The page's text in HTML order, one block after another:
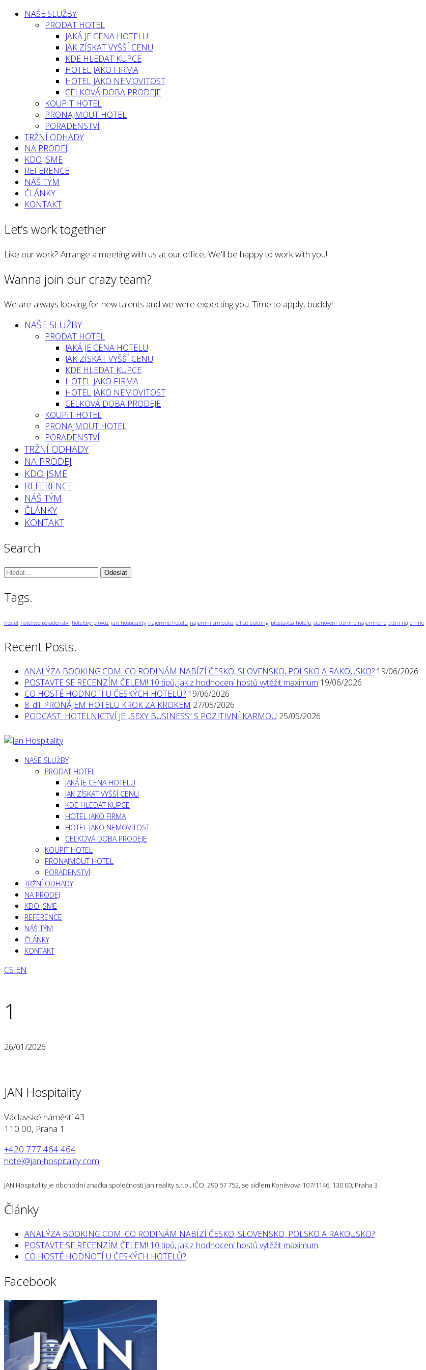
NAŠE SLUŽBY
PRODAT HOTEL
JAKÁ JE CENA HOTELU
JAK ZÍSKAT VYŠŠÍ CENU
KDE HLEDAT KUPCE
HOTEL JAKO FIRMA
HOTEL JAKO NEMOVITOST
CELKOVÁ DOBA PRODEJE
KOUPIT HOTEL
PRONAJMOUT HOTEL
PORADENSTVÍ
TRŽNÍ ODHADY
NA PRODEJ
KDO JSME
REFERENCE
NÁŠ TÝM
ČLÁNKY
KONTAKT
Let’s work together
Like our work? Arrange a meeting with us at our office, We'll be happy to work with you!
Wanna join our crazy team?
We are always looking for new talents and we were expecting you. Time to apply, buddy!
NAŠE SLUŽBY
PRODAT HOTEL
JAKÁ JE CENA HOTELU
JAK ZÍSKAT VYŠŠÍ CENU
KDE HLEDAT KUPCE
HOTEL JAKO FIRMA
HOTEL JAKO NEMOVITOST
CELKOVÁ DOBA PRODEJE
KOUPIT HOTEL
PRONAJMOUT HOTEL
PORADENSTVÍ
TRŽNÍ ODHADY
NA PRODEJ
KDO JSME
REFERENCE
NÁŠ TÝM
ČLÁNKY
KONTAKT
Search
Vyhledávání:
Tags.
hostel hotelové poradenství hotelový provoz jan hospitality nájemné hotelu nájemní smlouva office bulding přestavba hotelu stanovení tržního nájemného tržní nájemné
Recent Posts.
ANALÝZA BOOKING.COM: CO RODINÁM NABÍZÍ ČESKO, SLOVENSKO, POLSKO A RAKOUSKO? 19/06/2026
POSTAVTE SE RECENZÍM ČELEM! 10 tipů, jak z hodnocení hostů vytěžit maximum 19/06/2026
CO HOSTÉ HODNOTÍ U ČESKÝCH HOTELŮ? 19/06/2026
8. díl: PRONÁJEM HOTELU KROK ZA KROKEM 27/05/2026
PODCAST: HOTELNICTVÍ JE „SEXY BUSINESS“ S POZITIVNÍ KARMOU 25/05/2026
NAŠE SLUŽBY
PRODAT HOTEL
JAKÁ JE CENA HOTELU
JAK ZÍSKAT VYŠŠÍ CENU
KDE HLEDAT KUPCE
HOTEL JAKO FIRMA
HOTEL JAKO NEMOVITOST
CELKOVÁ DOBA PRODEJE
KOUPIT HOTEL
PRONAJMOUT HOTEL
PORADENSTVÍ
TRŽNÍ ODHADY
NA PRODEJ
KDO JSME
REFERENCE
NÁŠ TÝM
ČLÁNKY
KONTAKT
CS EN
1
26/01/2026
JAN Hospitality
Václavské náměstí 43
110 00, Praha 1
+420 777 464 464
hotel@jan-hospitality.com
JAN Hospitality je obchodní značka společnosti Jan reality s.r.o., IČO: 290 57 752, se sídlem Koněvova 107/1146, 130 00, Praha 3
Články
ANALÝZA BOOKING.COM: CO RODINÁM NABÍZÍ ČESKO, SLOVENSKO, POLSKO A RAKOUSKO?
POSTAVTE SE RECENZÍM ČELEM! 10 tipů, jak z hodnocení hostů vytěžit maximum
CO HOSTÉ HODNOTÍ U ČESKÝCH HOTELŮ?
Facebook